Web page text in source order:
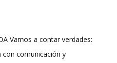
Vamos a contar verdades:
comunicación y